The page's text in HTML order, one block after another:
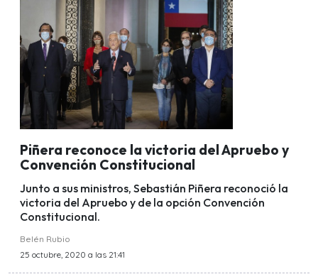
Piñera reconoce la victoria del Apruebo y
Convención Constitucional
Junto a sus ministros, Sebastián Piñera reconoció la
victoria del Apruebo y de la opción Convención
Constitucional.
Belén Rubio
25 octubre, 2020 a las 21:41